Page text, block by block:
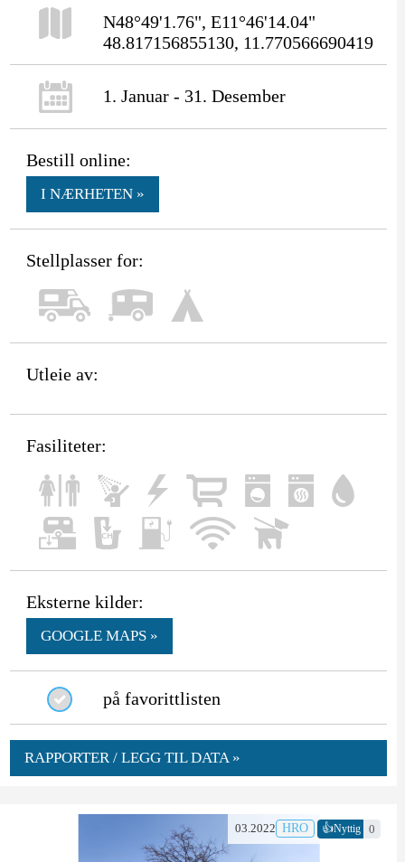
N48°49'1.76", E11°46'14.04"
48.817156855130, 11.770566690419
1. Januar - 31. Desember
Bestill online:
I NÆRHETEN »
Stellplasser for:
Utleie av:
Fasiliteter:
Eksterne kilder:
GOOGLE MAPS »
på favorittlisten
RAPPORTER / LEGG TIL DATA »
03.2022 HRO 👍Nyttig 0